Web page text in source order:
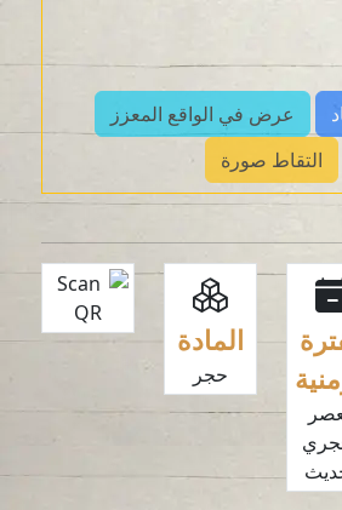
عرض في الواقع المعزز
التقاط صورة
المادة
حجر